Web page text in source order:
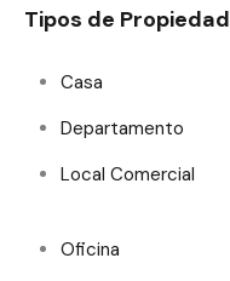
Tipos de Propiedad
Casa
Departamento
Local Comercial
Oficina